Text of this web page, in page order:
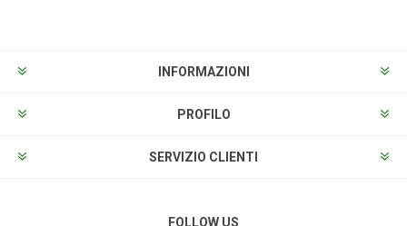
INFORMAZIONI
PROFILO
SERVIZIO CLIENTI
FOLLOW US